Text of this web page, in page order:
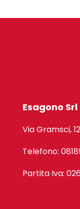
Esagono Srl
Via Gramsci,
Telefono:
Partita Iva: